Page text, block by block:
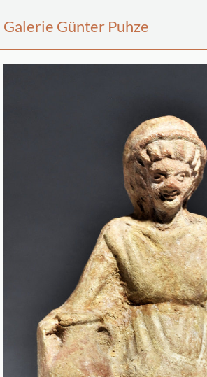
Zum Hauptinhalt springen
Galerie Günter Puhze